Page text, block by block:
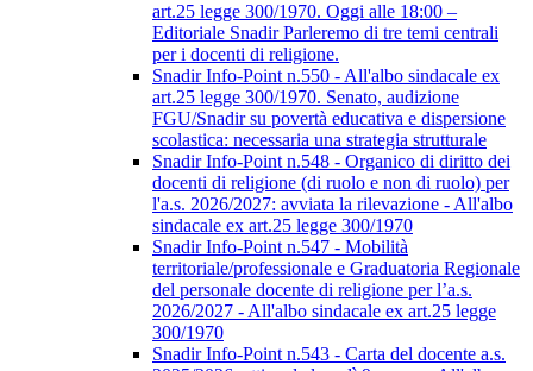
art.25 legge 300/1970. Oggi alle 18:00 –
Editoriale Snadir Parleremo di tre temi centrali
per i docenti di religione.
Snadir Info-Point n.550 - All'albo sindacale ex
art.25 legge 300/1970. Senato, audizione
FGU/Snadir su povertà educativa e dispersione
scolastica: necessaria una strategia strutturale
Snadir Info-Point n.548 - Organico di diritto dei
docenti di religione (di ruolo e non di ruolo) per
l'a.s. 2026/2027: avviata la rilevazione - All'albo
sindacale ex art.25 legge 300/1970
Snadir Info-Point n.547 - Mobilità
territoriale/professionale e Graduatoria Regionale
del personale docente di religione per l’a.s.
2026/2027 - All'albo sindacale ex art.25 legge
300/1970
Snadir Info-Point n.543 - Carta del docente a.s.